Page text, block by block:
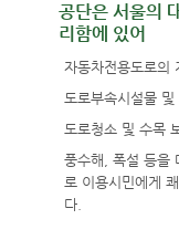
공단은 서울의
리함에 있어
자동차전용도로의
도로부속시설물 및
도로청소 및 수목
풍수해, 폭설 등을
로 이용시민에게
다.